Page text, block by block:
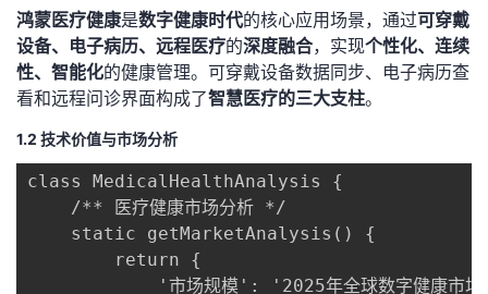
者
我
博
的
我
鸿蒙医疗健康是数字健康时代的核心应用场景，通过可穿戴
设备、电子病历、远程医疗的深度融合，实现个性化、连续
性、智能化的健康管理。可穿戴设备数据同步、电子病历查
看和远程问诊界面构成了智慧医疗的三大支柱。
1.2 技术价值与市场分析
class MedicalHealthAnalysis {
    /** 医疗健康市场分析 */
    static getMarketAnalysis() {
        return {
'市场规模': '2025年全球数字健康市场